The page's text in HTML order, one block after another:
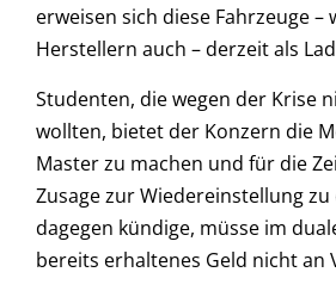
erweisen sich diese Fahrzeuge –
Herstellern auch – derzeit als
Studenten, die wegen der Krise
wollten, bietet der Konzern die
Master zu machen und für die
Zusage zur Wiedereinstellung
dagegen kündige, müsse im
bereits erhaltenes Geld nicht an